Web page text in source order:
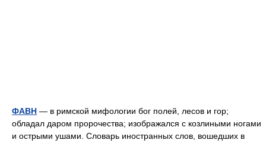
ФАВН — в римской мифологии бог полей, лесов и гор;
обладал даром пророчества; изображался с козлиными ногами
и острыми ушами. Словарь иностранных слов, вошедших в